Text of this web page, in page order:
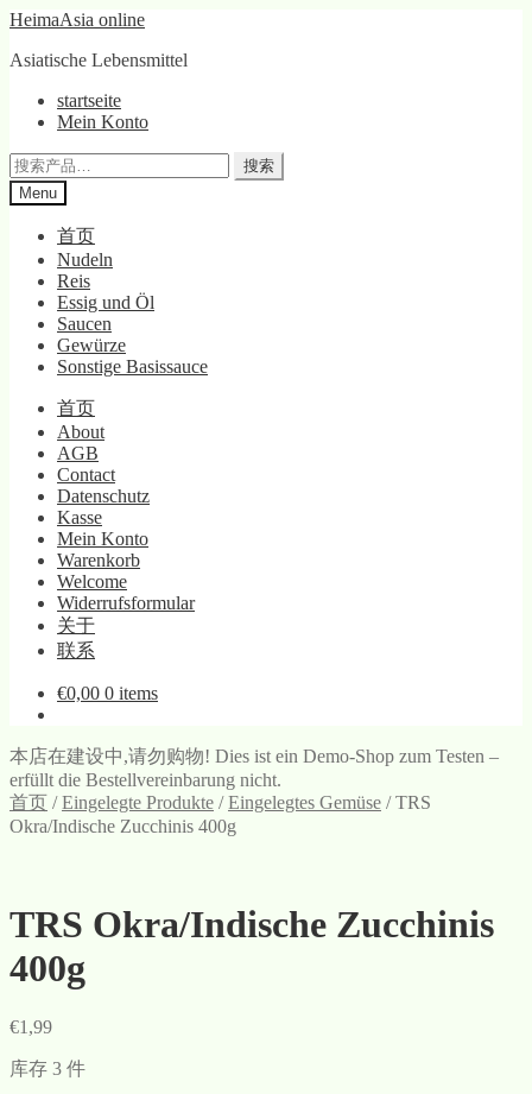
Skip
navigation
Skip
content
HeimaAsia online
Asiatische Lebensmittel
startseite
Mein Konto
搜
索：
搜索
Menu
首页
Nudeln
Reis
Essig und Öl
Saucen
Gewürze
Sonstige Basissauce
首页
About
AGB
Contact
Datenschutz
Kasse
Mein Konto
Warenkorb
Welcome
Widerrufsformular
关于
联系
€0,00 0 items
本店在建设中,请勿购物! Dies ist ein Demo-Shop zum Testen –
erfüllt die Bestellvereinbarung nicht.
首页 /Eingelegte Produkte /Eingelegtes Gemüse /TRS
Okra/Indische Zucchinis 400g
TRS Okra/Indische Zucchinis
400g
€1,99
库存 3 件